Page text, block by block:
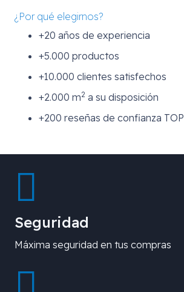
¿Por qué elegirnos?
+20 años de experiencia
+5.000 productos
+10.000 clientes satisfechos
+2.000 m2 a su disposición
+200 reseñas de confianza TOP
Seguridad
Máxima seguridad en tus compras